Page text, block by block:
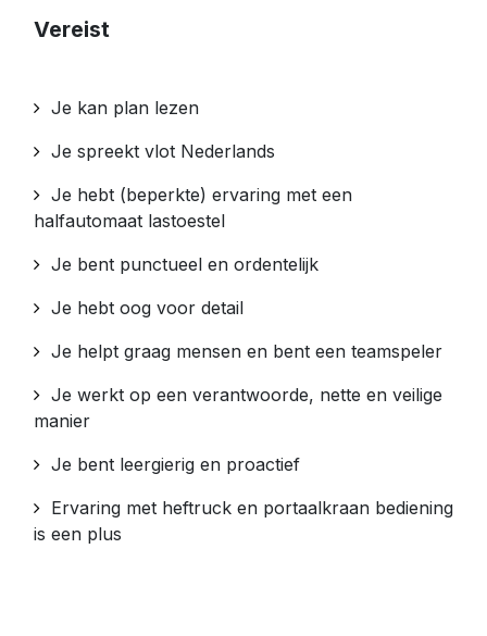
Vereist
Je kan plan lezen
Je spreekt vlot Nederlands
Je hebt (beperkte) ervaring met een
halfautomaat lastoestel
Je bent punctueel en ordentelijk
Je hebt oog voor detail
Je helpt graag mensen en bent een teamspeler
Je werkt op een verantwoorde, nette en veilige
manier
Je bent leergierig en proactief
Ervaring met heftruck en portaalkraan bediening
is een plus